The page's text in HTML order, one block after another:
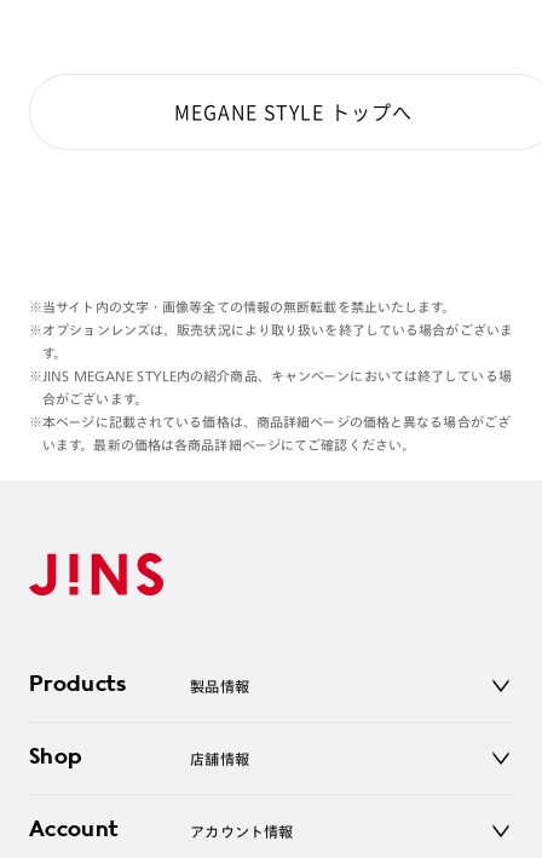
MEGANE STYLE トップへ
※当サイト内の文字・画像等全ての情報の無断転載を禁止いたします。
※オプションレンズは、販売状況により取り扱いを終了している場合がございま
す。
※JINS MEGANE STYLE内の紹介商品、キャンペーンにおいては終了している場
合がございます。
※本ページに記載されている価格は、商品詳細ページの価格と異なる場合がござ
います。最新の価格は各商品詳細ページにてご確認ください。
Products 製品情報
サングラス
コンタクトレンズ
Shop 店舗情報
オンラインショップ
Account アカウント情報